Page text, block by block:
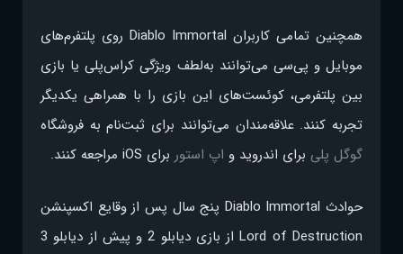
همچنین تمامی کاربران Diablo Immortal روی پلتفرم‌های
موبایل و پی‌سی می‌توانند به‌لطف ویژگی کراس‌پلی یا بازی
بین پلتفرمی، کوئست‌های این بازی را با همراهی یکدیگر
تجربه کنند. علاقه‌مندان می‌توانند برای ثبت‌نام به فروشگاه
گوگل پلی برای اندروید و اپ استور برای iOS مراجعه کنند.
حوادث Diablo Immortal پنج سال پس از وقایع اکسپنشن
Lord of Destruction از بازی دیابلو 2 و پیش از دیابلو 3